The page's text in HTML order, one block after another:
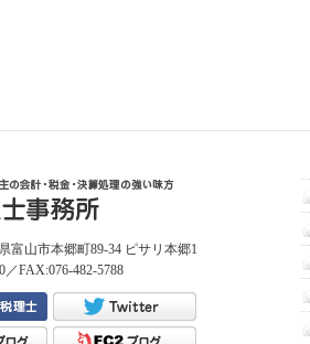
富山市本郷町89-34 ピサリ本郷1
／FAX:076-482-5788